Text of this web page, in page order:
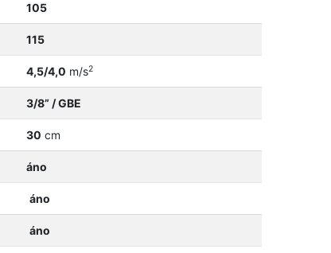
105
115
4,5/4,0 m/s2
3/8” / GBE
30 cm
áno
áno
áno